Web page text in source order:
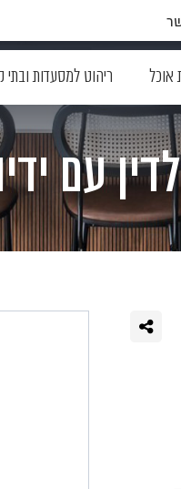
אוכל ריהוט למסעדות
עם